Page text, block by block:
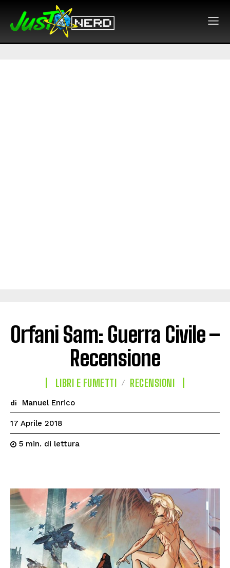
Orfani Sam: Guerra Civile –
Recensione
LIBRI E FUMETTI RECENSIONI
di Manuel Enrico
17 Aprile 2018
5 min. di lettura